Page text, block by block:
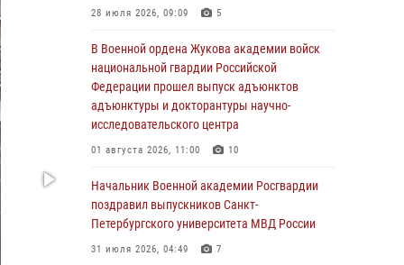
27 июля 2026, 14:49 7
Военная академия информирует!
23 июля 2026, 04:51
Курсант Военной академии войск
национальной гвардии принял участие в
профориентационной встрече в Иверском
22 июля 2026, 09:41 6
Мастер‑класс по стрельбе: точность, тактика,
профессионализм
28 июля 2026, 09:09 5
В Военной ордена Жукова академии войск
национальной гвардии Российской
Федерации прошел выпуск адъюнктов
адъюнктуры и докторантуры научно-
исследовательского центра
01 августа 2026, 11:00 10
Начальник Военной академии Росгвардии
поздравил выпускников Санкт-
Петербургского университета МВД России
31 июля 2026, 04:49 7